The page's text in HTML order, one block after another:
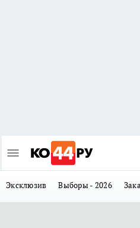
Эксклюзив Выборы - 2026